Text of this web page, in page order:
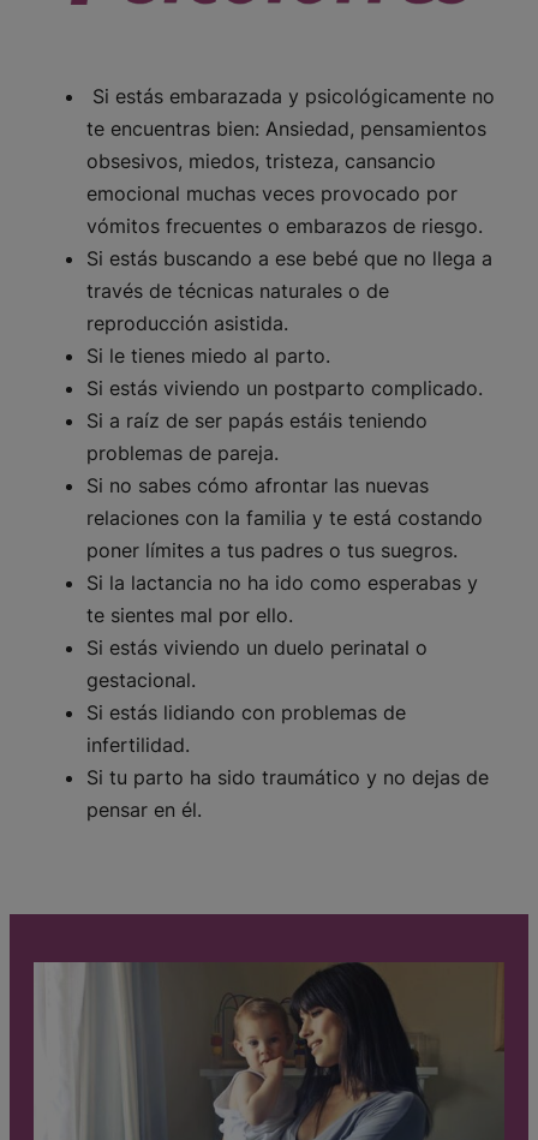
Si estás embarazada y psicológicamente no
te encuentras bien: Ansiedad, pensamientos
obsesivos, miedos, tristeza, cansancio
emocional muchas veces provocado por
vómitos frecuentes o embarazos de riesgo.
Si estás buscando a ese bebé que no llega a
través de técnicas naturales o de
reproducción asistida.
Si le tienes miedo al parto.
Si estás viviendo un postparto complicado.
Si a raíz de ser papás estáis teniendo
problemas de pareja.
Si no sabes cómo afrontar las nuevas
relaciones con la familia y te está costando
poner límites a tus padres o tus suegros.
Si la lactancia no ha ido como esperabas y
te sientes mal por ello.
Si estás viviendo un duelo perinatal o
gestacional.
Si estás lidiando con problemas de
infertilidad.
Si tu parto ha sido traumático y no dejas de
pensar en él.